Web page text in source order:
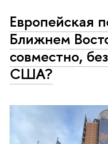
Европейская
Ближнем
совместно,
США?